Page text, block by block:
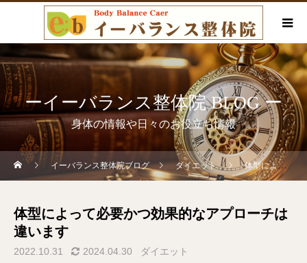
ーイーバランス整体院 BLOG ー
身体の情報や日々のお役立ち情報
イーバランス整体院ブログ ダイエット 体型によって必要かつ効果的なアプローチは違います
体型によって必要かつ効果的なアプローチは
違います
2022.10.31 2024.04.30 ダイエット